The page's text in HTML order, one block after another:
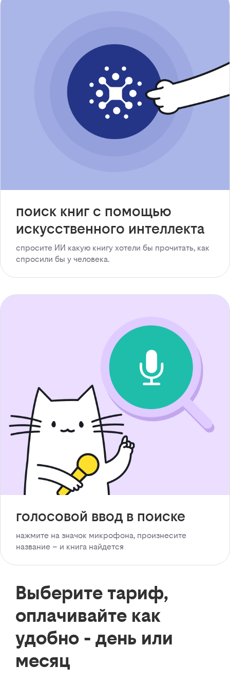
поиск книг с помощью
искусственного интеллекта
спросите ИИ какую книгу хотели бы прочитать, как
спросили бы у человека.
голосовой ввод в поиске
нажмите на значок микрофона, произнесите
название – и книга найдется
Выберите тариф,
оплачивайте как
удобно - день или
месяц